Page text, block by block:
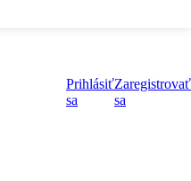
Prihlásiť
sa
Zaregistrovať
sa